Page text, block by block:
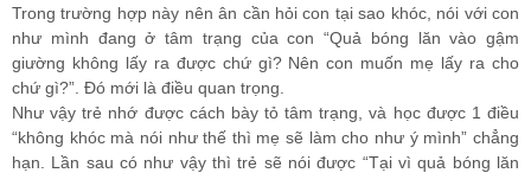
Trong trường hợp này nên ân cần hỏi con tại sao khóc, nói với con
như mình đang ở tâm trạng của con “Quả bóng lăn vào gậm
giường không lấy ra được chứ gì? Nên con muốn mẹ lấy ra cho
chứ gì?”. Đó mới là điều quan trọng.
Như vậy trẻ nhớ được cách bày tỏ tâm trạng, và học được 1 điều
“không khóc mà nói như thế thì mẹ sẽ làm cho như ý mình” chẳng
hạn. Lần sau có như vậy thì trẻ sẽ nói được “Tại vì quả bóng lăn